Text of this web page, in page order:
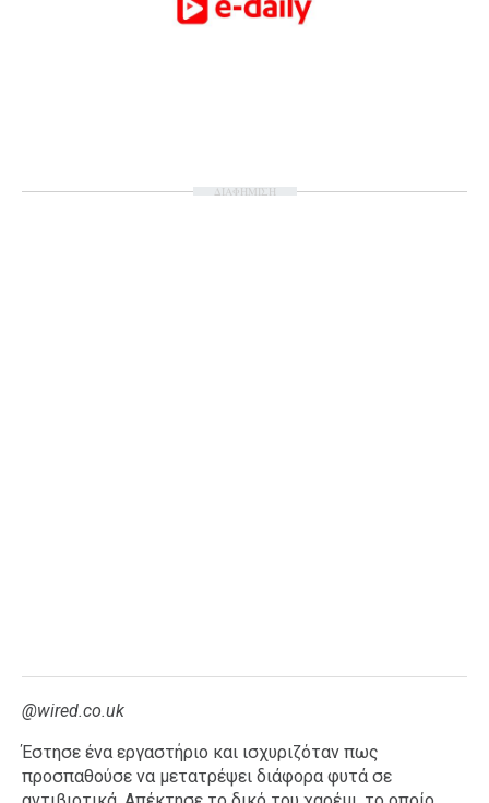
ΔΙΑΦΗΜΙΣΗ
@wired.co.uk
Έστησε ένα εργαστήριο και ισχυριζόταν πως
προσπαθούσε να μετατρέψει διάφορα φυτά σε